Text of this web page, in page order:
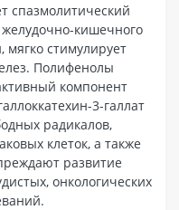
спазмолитический
желудочно-кишечного
стимулирует
Полифенолы
компонент
3-галлат
радикалов,
клеток, а также
развитие
онкологических